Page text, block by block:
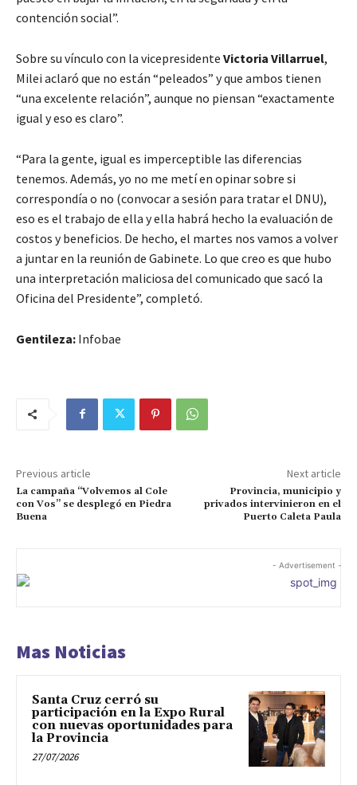
contención social”.
Sobre su vínculo con la vicepresidente Victoria Villarruel,
Milei aclaró que no están “peleados” y que ambos tienen
“una excelente relación”, aunque no piensan “exactamente
igual y eso es claro”.
“Para la gente, igual es imperceptible las diferencias
tenemos. Además, yo no me metí en opinar sobre si
correspondía o no (convocar a sesión para tratar el DNU),
eso es el trabajo de ella y ella habrá hecho la evaluación de
costos y beneficios. De hecho, el martes nos vamos a volver
a juntar en la reunión de Gabinete. Lo que creo es que hubo
una interpretación maliciosa del comunicado que sacó la
Oficina del Presidente”, completó.
Gentileza: Infobae
Previous article
La campaña “Volvemos al Cole
con Vos” se desplegó en Piedra
Buena
Next article
Provincia, municipio y
privados intervinieron en el
Puerto Caleta Paula
- Advertisement -
Mas Noticias
Santa Cruz cerró su
participación en la Expo Rural
con nuevas oportunidades para
la Provincia
27/07/2026